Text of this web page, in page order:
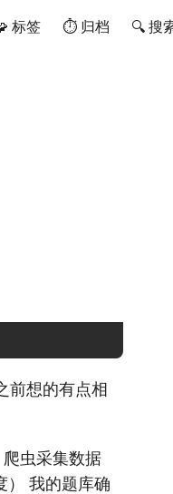
标签 ⏱ 归档 🔍 搜
前想的有点相
虫采集数据
） 我的题库确